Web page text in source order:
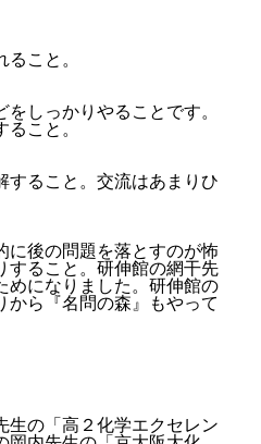
こと。
しっかりやることです。
こと。
すること。交流はあまりひ
に後の問題を落とすのが怖
すること。研伸館の網干先
めになりました。研伸館の
から『名問の森』もやって
生の「高２化学エクセレン